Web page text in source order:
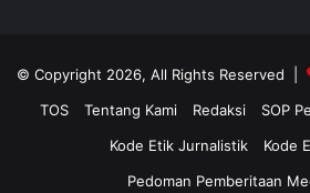
© Copyright 2026, All Rights Reserved |
TOS
Tentang Kami Redaksi
SOP
Kode Etik Jurnalistik
Kode
Pedoman Pemberitaan